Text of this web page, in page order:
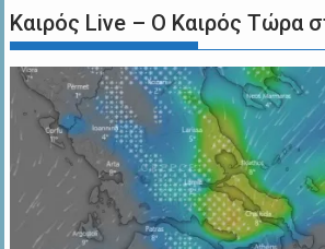
Καιρός Live – Ο Καιρός Τώρα